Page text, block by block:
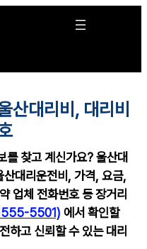
산대리비, 대리비
를 찾고 계신가요? 울산대
대리운전비, 가격, 요금,
업체 전화번호 등 장거리
5501) 에서 확인할
하고 신뢰할 수 있는 대리